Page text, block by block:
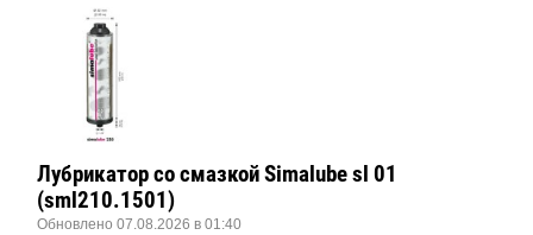
Лубрикатор со смазкой Simalube sl 01
(sml210.1501)
Обновлено 07.08.2026 в 01:40